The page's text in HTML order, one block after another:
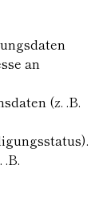
an
(z. .B.